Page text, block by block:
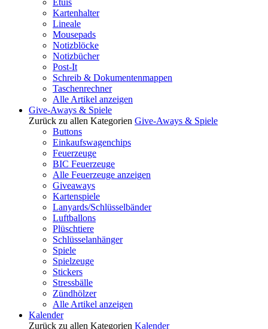
Etuis
Kartenhalter
Lineale
Mousepads
Notizblöcke
Notizbücher
Post-It
Schreib & Dokumentenmappen
Taschenrechner
Alle Artikel anzeigen
Give-Aways & Spiele
Zurück zu allen Kategorien Give-Aways & Spiele
Buttons
Einkaufswagenchips
Feuerzeuge
BIC Feuerzeuge
Alle Feuerzeuge anzeigen
Giveaways
Kartenspiele
Lanyards/Schlüsselbänder
Luftballons
Plüschtiere
Schlüsselanhänger
Spiele
Spielzeuge
Stickers
Stressbälle
Zündhölzer
Alle Artikel anzeigen
Kalender
Zurück zu allen Kategorien Kalender